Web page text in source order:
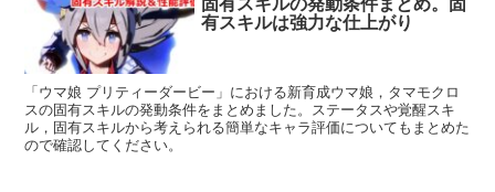
固有スキルの発動条件まとめ。固
有スキルは強力な仕上がり
「ウマ娘 プリティーダービー」における新育成ウマ娘，タマモクロ
スの固有スキルの発動条件をまとめました。ステータスや覚醒スキ
ル，固有スキルから考えられる簡単なキャラ評価についてもまとめた
ので確認してください。